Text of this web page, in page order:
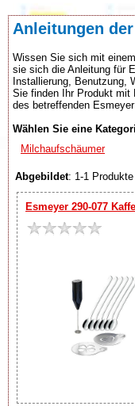
Anleitungen
Wissen Sie sich mit einem
sie sich die Anleitung für
Installierung, Benutzung,
Sie finden Ihr Produkt mit
des betreffenden
Wählen Sie eine
Milchaufschäumer
Abgebildet: 1-1 Produkte
Esmeyer 290-077